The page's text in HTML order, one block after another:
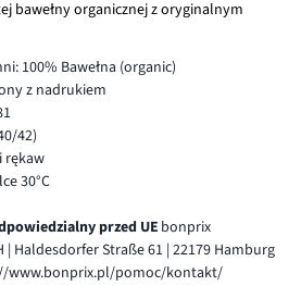
bawełny organicznej z oryginalnym
100% Bawełna (organic)
z nadrukiem
42)
rękaw
30°C
przed UE bonprix
Haldesdorfer Straße 61 | 22179 Hamburg
www.bonprix.pl/pomoc/kontakt/